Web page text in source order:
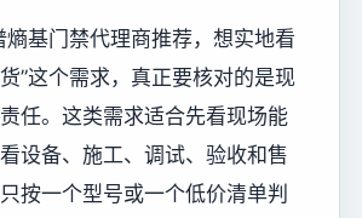
熵基门禁代理商推荐，想实地看
”这个需求，真正要核对的是现
任。这类需求适合先看现场能
设备、施工、调试、验收和售
按一个型号或一个低价清单判